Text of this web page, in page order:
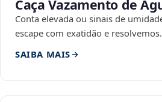
Caça Vazamento de
Conta elevada ou sinais de
escape com exatidão e resolvemos.
SAIBA MAIS